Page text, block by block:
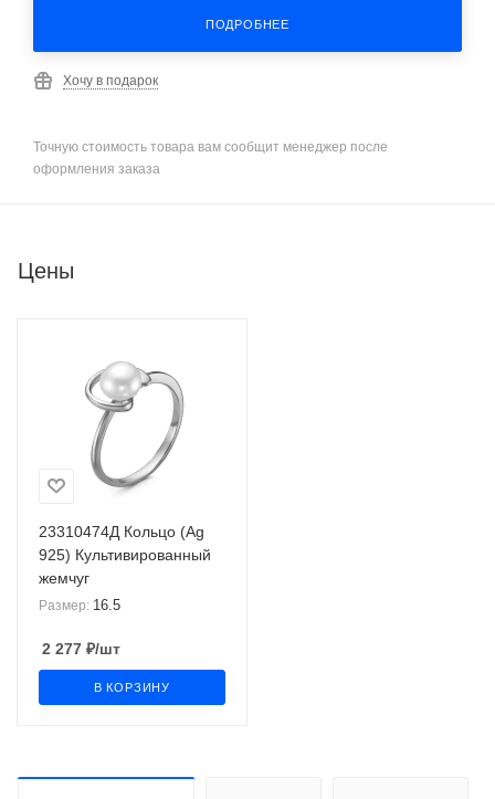
ПОДРОБНЕЕ
Хочу в подарок
Точную стоимость товара вам сообщит менеджер после
оформления заказа
Цены
23310474Д Кольцо (Ag
925) Культивированный
жемчуг
Размер: 16.5
2 277 ₽/шт
В КОРЗИНУ